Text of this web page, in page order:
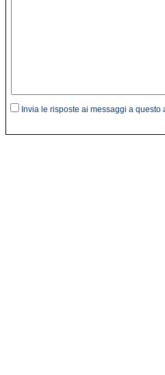
Invia le risposte ai messaggi a